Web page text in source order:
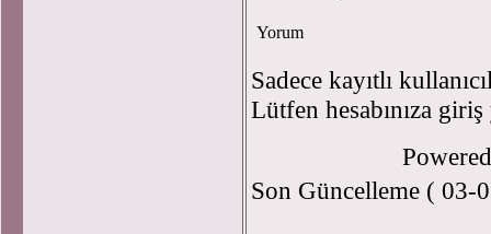
Yorum
Sadece kayıtlı
Lütfen hesabınıza
Son Güncelleme ( 03-